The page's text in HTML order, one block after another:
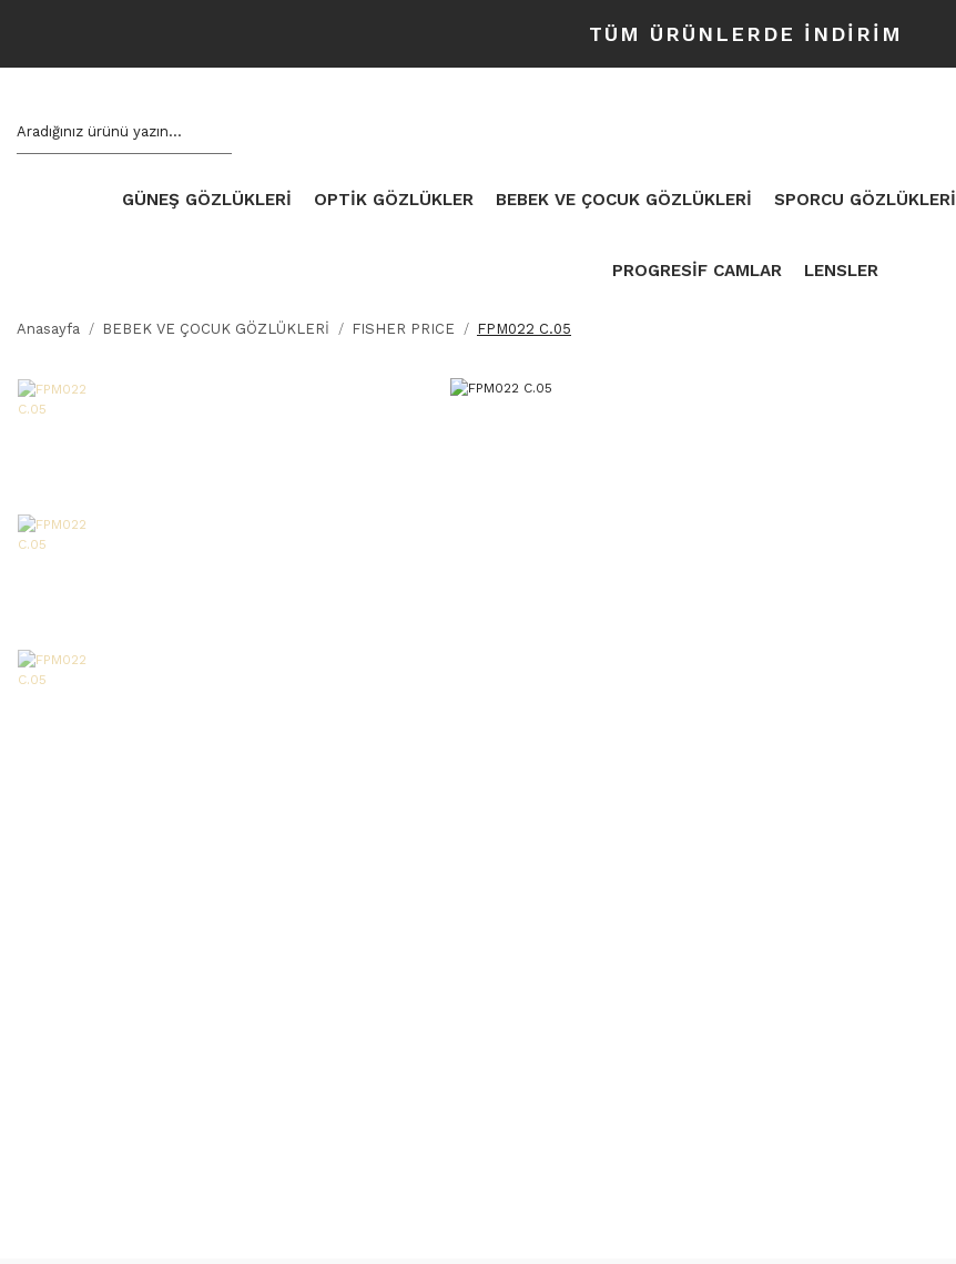
TÜM ÜRÜNLERDE İNDİRİM
GÜNEŞ GÖZLÜKLERİ OPTİK GÖZLÜKLER BEBEK VE ÇOCUK GÖZLÜKLERİ SPORCU GÖZLÜKLERİ
PROGRESİF CAMLAR LENSLER
Anasayfa BEBEK VE ÇOCUK GÖZLÜKLERİ FISHER PRICE FPM022 C.05